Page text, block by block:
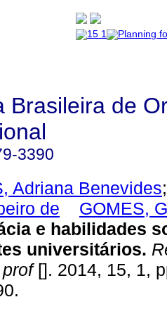
Brasileira de
3390
Adriana Benevides
de
GOMES,
e habilidades
universitários.
[]. 2014, 15, 1,